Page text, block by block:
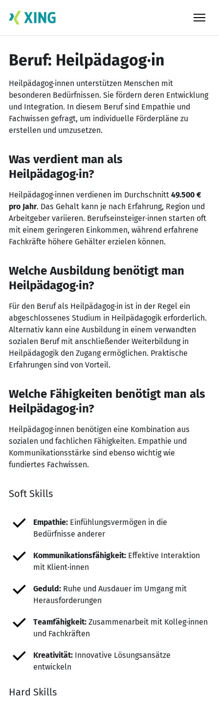
Beruf: Heilpädagog·in
Heilpädagog·innen unterstützen Menschen mit
besonderen Bedürfnissen. Sie fördern deren Entwicklung
und Integration. In diesem Beruf sind Empathie und
Fachwissen gefragt, um individuelle Förderpläne zu
erstellen und umzusetzen.
Was verdient man als
Heilpädagog·in?
Heilpädagog·innen verdienen im Durchschnitt 49.500 €
pro Jahr. Das Gehalt kann je nach Erfahrung, Region und
Arbeitgeber variieren. Berufseinsteiger·innen starten oft
mit einem geringeren Einkommen, während erfahrene
Fachkräfte höhere Gehälter erzielen können.
Welche Ausbildung benötigt man
Heilpädagog·in?
Für den Beruf als Heilpädagog·in ist in der Regel ein
abgeschlossenes Studium in Heilpädagogik erforderlich.
Alternativ kann eine Ausbildung in einem verwandten
sozialen Beruf mit anschließender Weiterbildung in
Heilpädagogik den Zugang ermöglichen. Praktische
Erfahrungen sind von Vorteil.
Welche Fähigkeiten benötigt man als
Heilpädagog·in?
Heilpädagog·innen benötigen eine Kombination aus
sozialen und fachlichen Fähigkeiten. Empathie und
Kommunikationsstärke sind ebenso wichtig wie
fundiertes Fachwissen.
Soft Skills
Empathie: Einfühlungsvermögen in die
Bedürfnisse anderer
Kommunikationsfähigkeit: Effektive Interaktion
mit Klient·innen
Geduld: Ruhe und Ausdauer im Umgang mit
Herausforderungen
Teamfähigkeit: Zusammenarbeit mit Kolleg·innen
und Fachkräften
Kreativität: Innovative Lösungsansätze
entwickeln
Hard Skills